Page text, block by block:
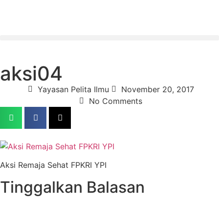
aksi04
Yayasan Pelita Ilmu
November 20, 2017
No Comments
Aksi Remaja Sehat FPKRI YPI
Tinggalkan Balasan